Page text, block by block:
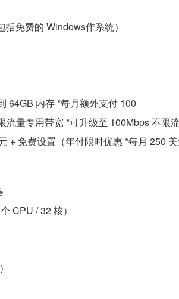
免费的 Windows作系统）
64GB 内存 *每月额外支付 100
流量专用带宽 *可升级至 100Mbps 不限
+ 免费设置（年付限时优惠 *每月 250 美
CPU / 32 核）